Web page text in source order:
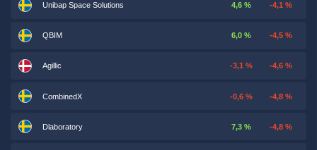
Unibap Space Solutions 4,6 % -4,1 %
QBIM 6,0 % -4,5 %
Agillic -3,1 % -4,6 %
CombinedX -0,6 % -4,8 %
Dlaboratory 7,3 % -4,8 %